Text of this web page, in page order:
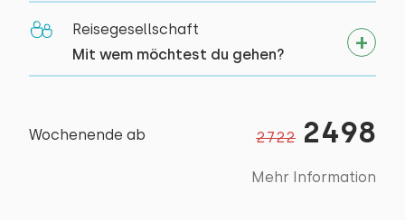
Reisegesellschaft
Mit wem möchtest du gehen?
Wochenende ab 2722 2498
Mehr Information